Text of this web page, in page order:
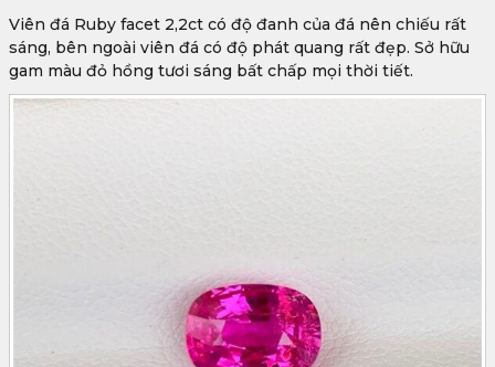
Viên đá Ruby facet 2,2ct có độ đanh của đá nên chiếu rất
sáng, bên ngoài viên đá có độ phát quang rất đẹp. Sở hữu
gam màu đỏ hồng tươi sáng bất chấp mọi thời tiết.